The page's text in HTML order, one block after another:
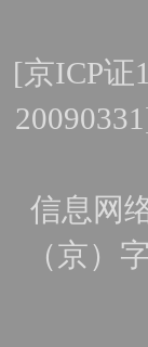
[京ICP证
信息网
（京）